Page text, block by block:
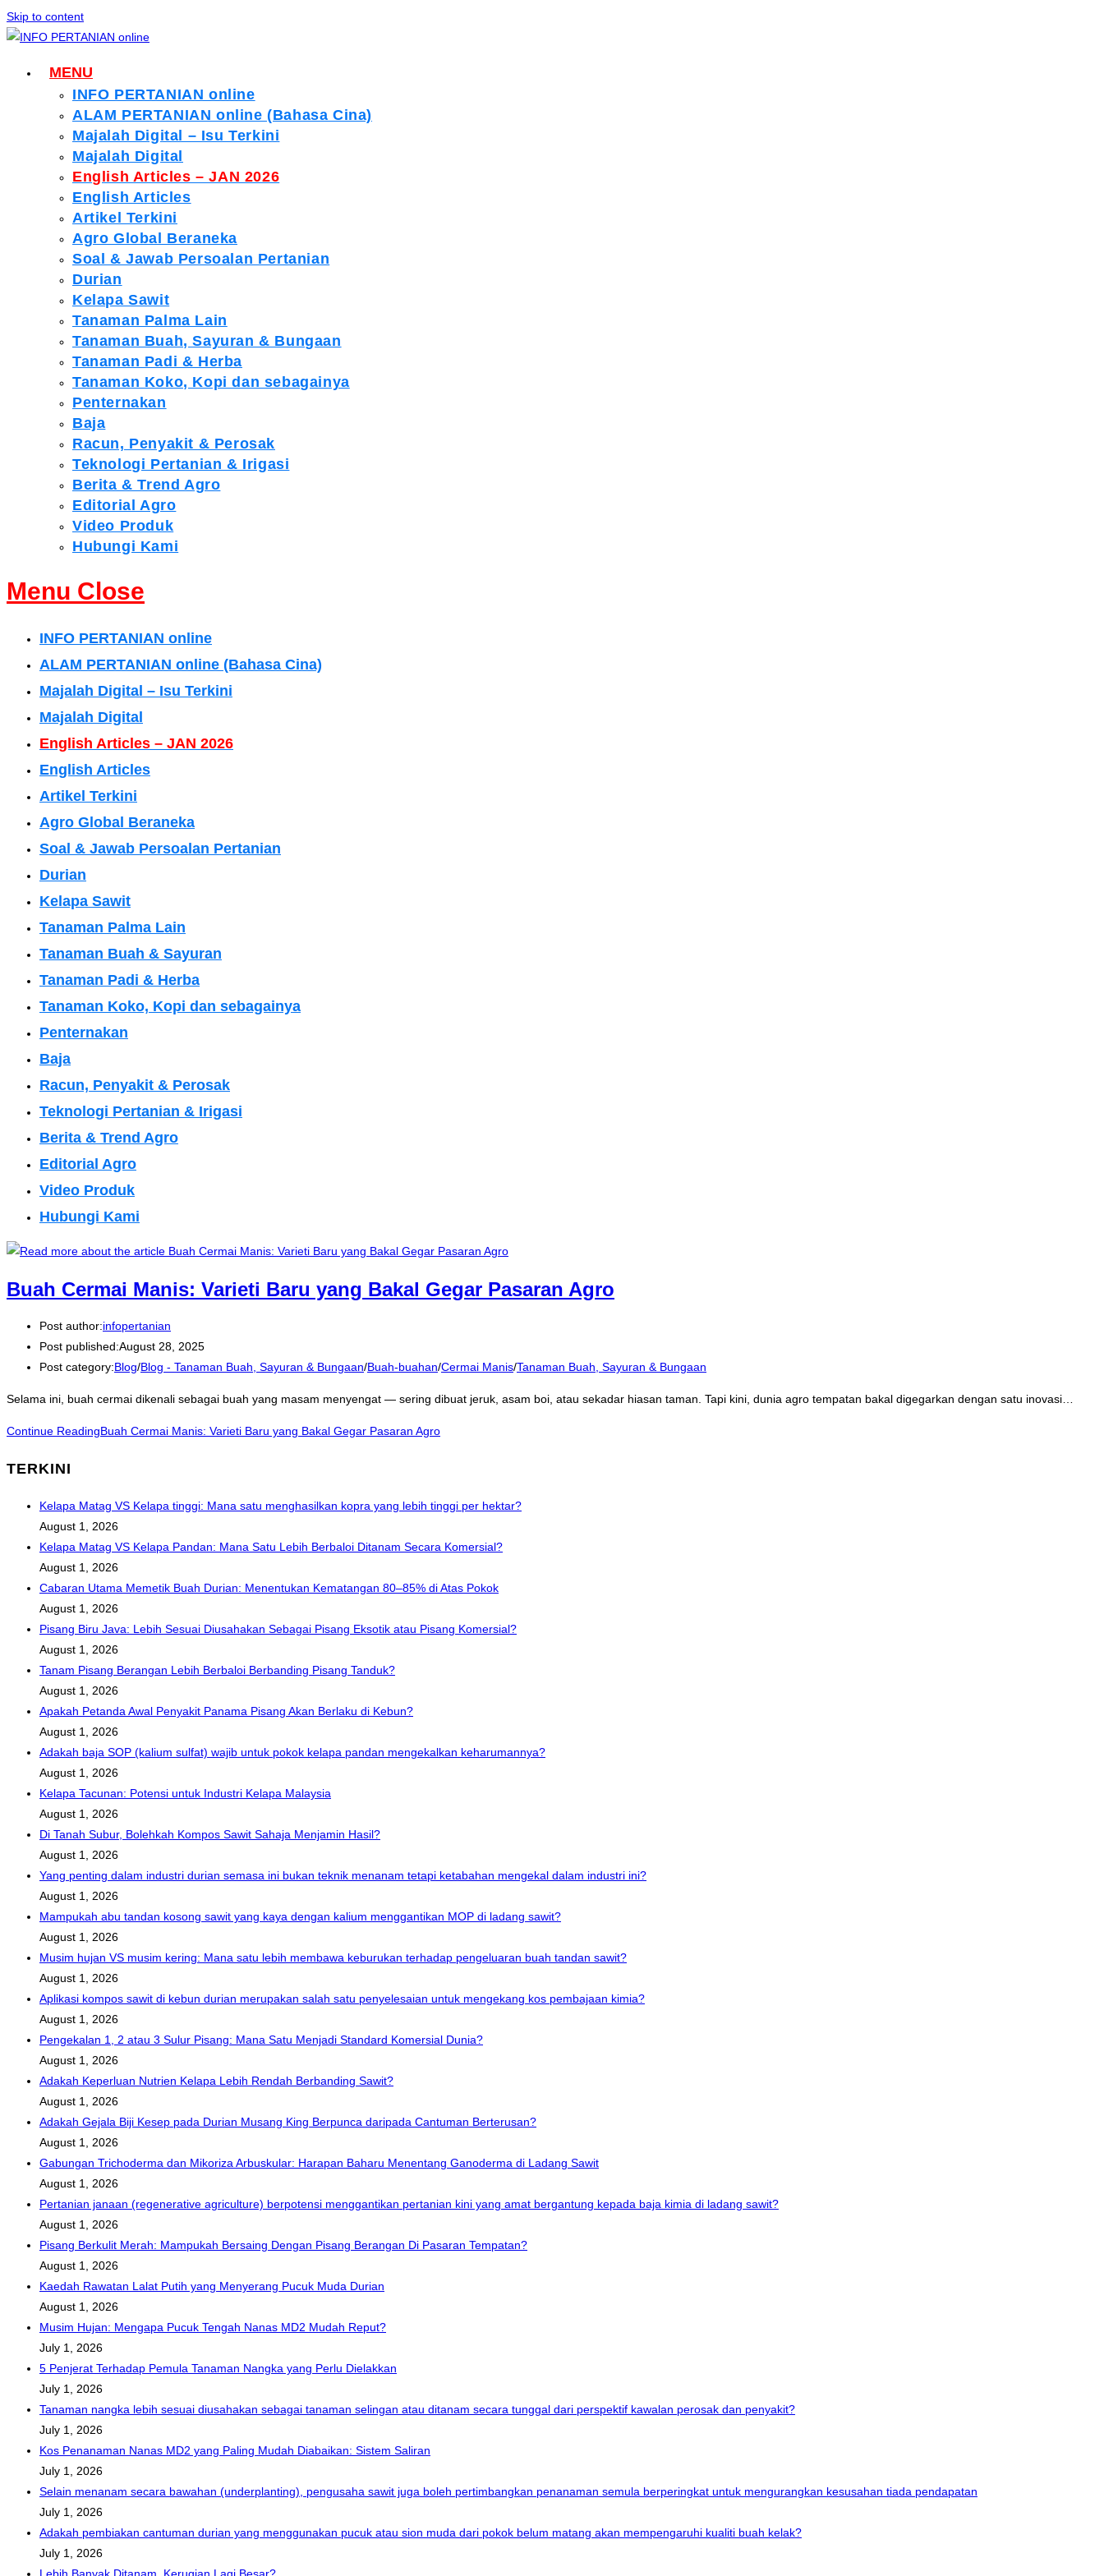
Skip to content
MENU
INFO PERTANIAN online
ALAM PERTANIAN online (Bahasa Cina)
Majalah Digital – Isu Terkini
Majalah Digital
English Articles – JAN 2026
English Articles
Artikel Terkini
Agro Global Beraneka
Soal & Jawab Persoalan Pertanian
Durian
Kelapa Sawit
Tanaman Palma Lain
Tanaman Buah, Sayuran & Bungaan
Tanaman Padi & Herba
Tanaman Koko, Kopi dan sebagainya
Penternakan
Baja
Racun, Penyakit & Perosak
Teknologi Pertanian & Irigasi
Berita & Trend Agro
Editorial Agro
Video Produk
Hubungi Kami
Menu Close
INFO PERTANIAN online
ALAM PERTANIAN online (Bahasa Cina)
Majalah Digital – Isu Terkini
Majalah Digital
English Articles – JAN 2026
English Articles
Artikel Terkini
Agro Global Beraneka
Soal & Jawab Persoalan Pertanian
Durian
Kelapa Sawit
Tanaman Palma Lain
Tanaman Buah & Sayuran
Tanaman Padi & Herba
Tanaman Koko, Kopi dan sebagainya
Penternakan
Baja
Racun, Penyakit & Perosak
Teknologi Pertanian & Irigasi
Berita & Trend Agro
Editorial Agro
Video Produk
Hubungi Kami
Buah Cermai Manis: Varieti Baru yang Bakal Gegar Pasaran Agro
Post author:infopertanian
Post published:August 28, 2025
Post category:Blog/Blog - Tanaman Buah, Sayuran & Bungaan/Buah-buahan/Cermai Manis/Tanaman Buah, Sayuran & Bungaan
Selama ini, buah cermai dikenali sebagai buah yang masam menyengat — sering dibuat jeruk, asam boi, atau sekadar hiasan taman. Tapi kini, dunia agro tempatan bakal digegarkan dengan satu inovasi…
Continue ReadingBuah Cermai Manis: Varieti Baru yang Bakal Gegar Pasaran Agro
TERKINI
Kelapa Matag VS Kelapa tinggi: Mana satu menghasilkan kopra yang lebih tinggi per hektar?
August 1, 2026
Kelapa Matag VS Kelapa Pandan: Mana Satu Lebih Berbaloi Ditanam Secara Komersial?
August 1, 2026
Cabaran Utama Memetik Buah Durian: Menentukan Kematangan 80–85% di Atas Pokok
August 1, 2026
Pisang Biru Java: Lebih Sesuai Diusahakan Sebagai Pisang Eksotik atau Pisang Komersial?
August 1, 2026
Tanam Pisang Berangan Lebih Berbaloi Berbanding Pisang Tanduk?
August 1, 2026
Apakah Petanda Awal Penyakit Panama Pisang Akan Berlaku di Kebun?
August 1, 2026
Adakah baja SOP (kalium sulfat) wajib untuk pokok kelapa pandan mengekalkan keharumannya?
August 1, 2026
Kelapa Tacunan: Potensi untuk Industri Kelapa Malaysia
August 1, 2026
Di Tanah Subur, Bolehkah Kompos Sawit Sahaja Menjamin Hasil?
August 1, 2026
Yang penting dalam industri durian semasa ini bukan teknik menanam tetapi ketabahan mengekal dalam industri ini?
August 1, 2026
Mampukah abu tandan kosong sawit yang kaya dengan kalium menggantikan MOP di ladang sawit?
August 1, 2026
Musim hujan VS musim kering: Mana satu lebih membawa keburukan terhadap pengeluaran buah tandan sawit?
August 1, 2026
Aplikasi kompos sawit di kebun durian merupakan salah satu penyelesaian untuk mengekang kos pembajaan kimia?
August 1, 2026
Pengekalan 1, 2 atau 3 Sulur Pisang: Mana Satu Menjadi Standard Komersial Dunia?
August 1, 2026
Adakah Keperluan Nutrien Kelapa Lebih Rendah Berbanding Sawit?
August 1, 2026
Adakah Gejala Biji Kesep pada Durian Musang King Berpunca daripada Cantuman Berterusan?
August 1, 2026
Gabungan Trichoderma dan Mikoriza Arbuskular: Harapan Baharu Menentang Ganoderma di Ladang Sawit
August 1, 2026
Pertanian janaan (regenerative agriculture) berpotensi menggantikan pertanian kini yang amat bergantung kepada baja kimia di ladang sawit?
August 1, 2026
Pisang Berkulit Merah: Mampukah Bersaing Dengan Pisang Berangan Di Pasaran Tempatan?
August 1, 2026
Kaedah Rawatan Lalat Putih yang Menyerang Pucuk Muda Durian
August 1, 2026
Musim Hujan: Mengapa Pucuk Tengah Nanas MD2 Mudah Reput?
July 1, 2026
5 Penjerat Terhadap Pemula Tanaman Nangka yang Perlu Dielakkan
July 1, 2026
Tanaman nangka lebih sesuai diusahakan sebagai tanaman selingan atau ditanam secara tunggal dari perspektif kawalan perosak dan penyakit?
July 1, 2026
Kos Penanaman Nanas MD2 yang Paling Mudah Diabaikan: Sistem Saliran
July 1, 2026
Selain menanam secara bawahan (underplanting), pengusaha sawit juga boleh pertimbangkan penanaman semula berperingkat untuk mengurangkan kesusahan tiada pendapatan
July 1, 2026
Adakah pembiakan cantuman durian yang menggunakan pucuk atau sion muda dari pokok belum matang akan mempengaruhi kualiti buah kelak?
July 1, 2026